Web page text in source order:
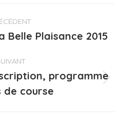
Article
:
Belle Plaisance 2015
Article
suivant
programme
de course